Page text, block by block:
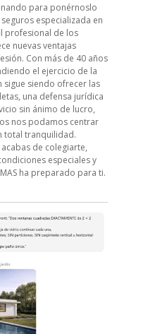
para ponérnoslo
especializada en
profesional de los
nuevas ventajas
Con más de 40 años
el ejercicio de la
sigue siendo ofrecer las
una defensa jurídica
sin ánimo de lucro,
nos podamos centrar
total tranquilidad.
de colegiarte,
especiales y
ha preparado para ti.